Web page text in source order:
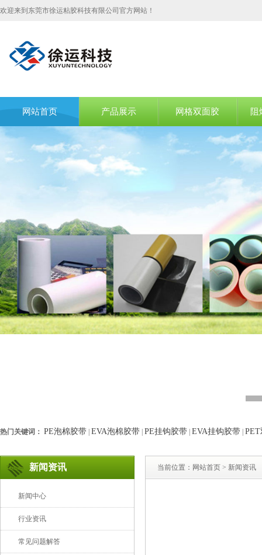
欢迎来到东莞市徐运粘胶科技有限公司官方网站！
网站首页 产品展示 网格双面胶 阻
热门关键词： PE泡棉胶带 EVA泡棉胶带 PE挂钩胶带 EVA挂钩胶带
新闻资讯
新闻中心
行业资讯
常见问题解答
当前位置： 网站首页 > 新闻资讯